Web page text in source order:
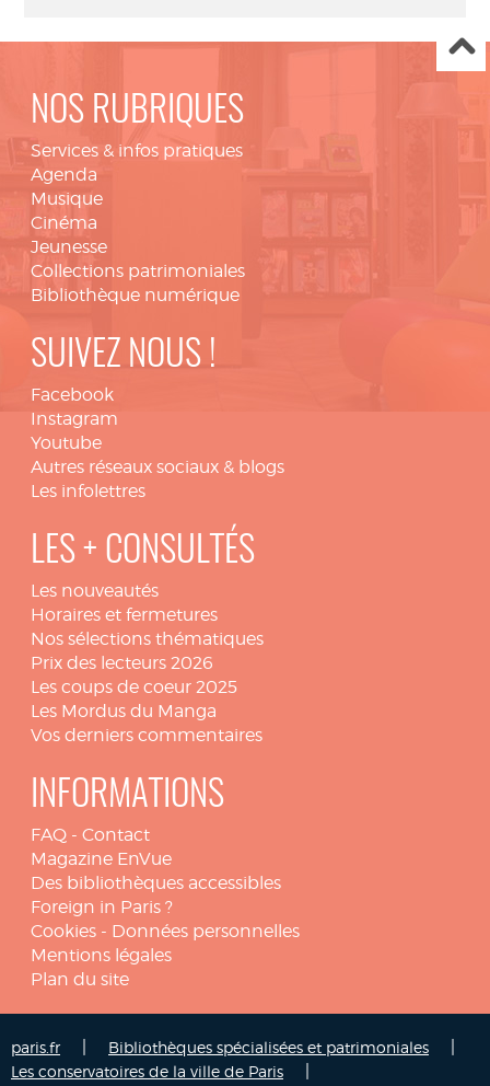
NOS RUBRIQUES
Services & infos pratiques
Agenda
Musique
Cinéma
Jeunesse
Collections patrimoniales
Bibliothèque numérique
SUIVEZ NOUS !
Facebook
Instagram
Youtube
Autres réseaux sociaux & blogs
Les infolettres
LES + CONSULTÉS
Les nouveautés
Horaires et fermetures
Nos sélections thématiques
Prix des lecteurs 2026
Les coups de coeur 2025
Les Mordus du Manga
Vos derniers commentaires
INFORMATIONS
FAQ - Contact
Magazine EnVue
Des bibliothèques accessibles
Foreign in Paris ?
Cookies - Données personnelles
Mentions légales
Plan du site
paris.fr Bibliothèques spécialisées et patrimoniales
Les conservatoires de la ville de Paris